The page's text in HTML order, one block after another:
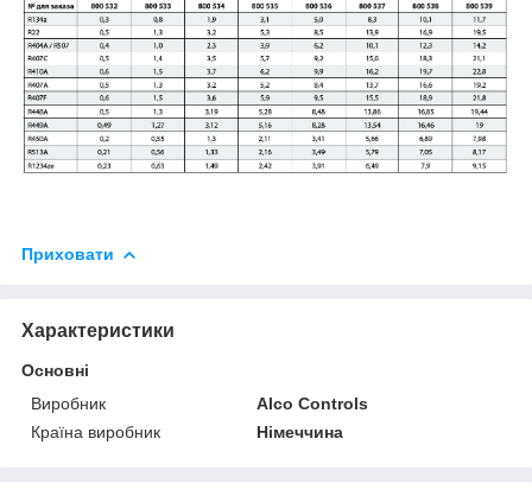
Приховати
Характеристики
Основні
Виробник
Alco Controls
Країна виробник
Німеччина